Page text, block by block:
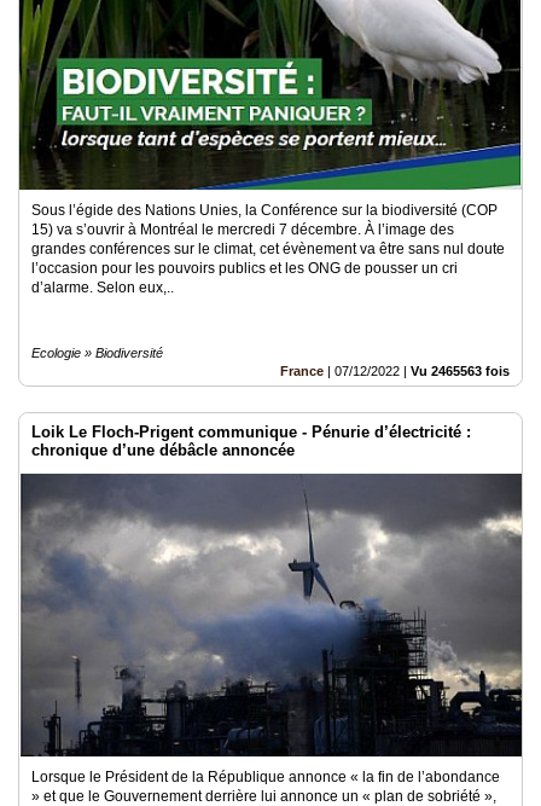
Sous l’égide des Nations Unies, la Conférence sur la biodiversité (COP
15) va s’ouvrir à Montréal le mercredi 7 décembre. À l’image des
grandes conférences sur le climat, cet évènement va être sans nul doute
l’occasion pour les pouvoirs publics et les ONG de pousser un cri
d’alarme. Selon eux,..
Ecologie » Biodiversité
France | 07/12/2022 | Vu 2465563 fois
Loik Le Floch-Prigent communique - Pénurie d’électricité :
chronique d’une débâcle annoncée
Lorsque le Président de la République annonce « la fin de l’abondance
» et que le Gouvernement derrière lui annonce un « plan de sobriété »,